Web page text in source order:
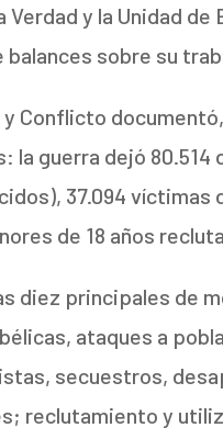
Verdad y la Unidad
sobre su
Conflicto
la guerra dejó
37.094
de 18 años
diez principales de
ataques a
secuestros,
reclutamiento y